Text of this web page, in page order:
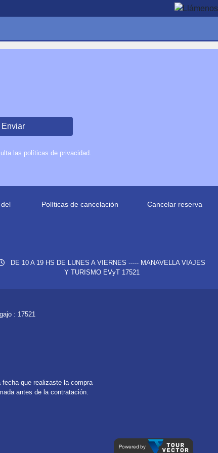
Enviar
las políticas de privacidad.
Políticas de cancelación Cancelar reserva
DE 10 A 19 HS DE LUNES A VIERNES ----- MANAVELLA VIAJES
Y TURISMO EVyT 17521
: 17521
que realizaste la compra
antes de la contratación.